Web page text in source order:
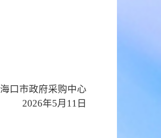
海口市政府采购中心
2026年5月 11 日